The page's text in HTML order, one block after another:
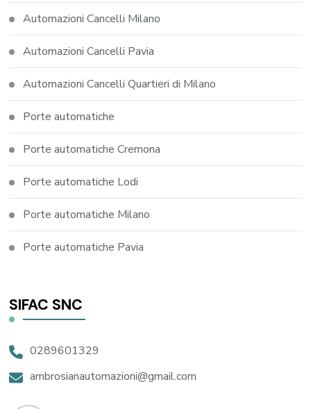
Automazioni Cancelli Milano
Automazioni Cancelli Pavia
Automazioni Cancelli Quartieri di Milano
Porte automatiche
Porte automatiche Cremona
Porte automatiche Lodi
Porte automatiche Milano
Porte automatiche Pavia
SIFAC SNC
0289601329
ambrosianautomazioni@gmail.com